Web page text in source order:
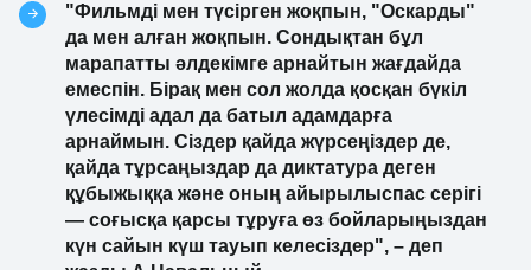
"Фильмді мен түсірген жоқпын, "Оскарды"
да мен алған жоқпын. Сондықтан бұл
марапатты әлдекімге арнайтын жағдайда
емеспін. Бірақ мен сол жолда қосқан бүкіл
үлесімді адал да батыл адамдарға
арнаймын. Сіздер қайда жүрсеңіздер де,
қайда тұрсаңыздар да диктатура деген
құбыжыққа және оның айырылыспас серігі
— соғысқа қарсы тұруға өз бойларыңыздан
күн сайын күш тауып келесіздер", – деп